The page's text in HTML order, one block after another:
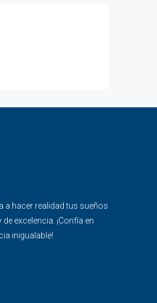
a hacer realidad tus sueños
excelencia. ¡Confía en
inigualable!